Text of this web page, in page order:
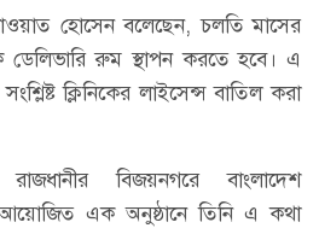
হোসেন বলেছেন, চলতি মাসের
ডেলিভারি রুম স্থাপন করতে হবে। এ
ক্লিনিকের লাইসেন্স বাতিল করা
বিজয়নগরে বাংলাদেশ
আয়োজিত এক অনুষ্ঠানে তিনি এ কথা